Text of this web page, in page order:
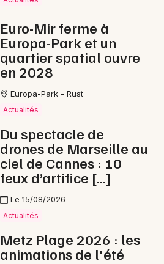
Euro-Mir ferme à
Europa-Park et un
quartier spatial ouvre
en 2028
Europa-Park - Rust
Actualités
Du spectacle de
drones de Marseille au
ciel de Cannes : 10
feux d’artifice […]
Le 15/08/2026
Actualités
Metz Plage 2026 : les
animations de l'été